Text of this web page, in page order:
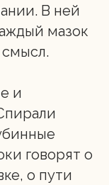
В ней
мазок
и
говорят о
о пути